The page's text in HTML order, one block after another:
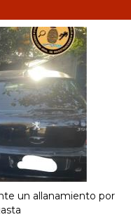
un allanamiento por